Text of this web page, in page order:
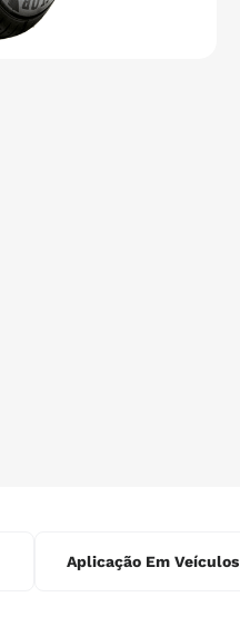
Aplicação Em Veículos